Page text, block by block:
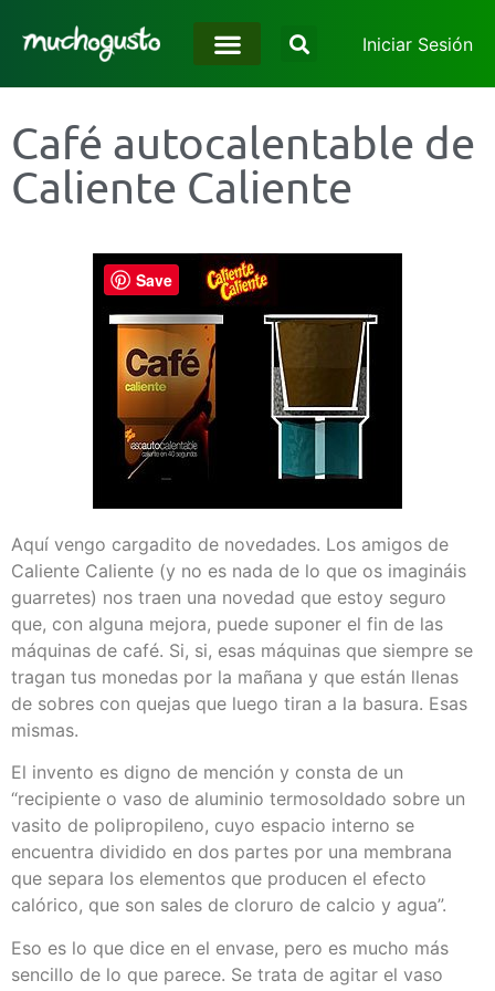
Iniciar Sesión
Café autocalentable de
Caliente Caliente
Aquí vengo cargadito de novedades. Los amigos de
Caliente Caliente (y no es nada de lo que os imagináis
guarretes) nos traen una novedad que estoy seguro
que, con alguna mejora, puede suponer el fin de las
máquinas de café. Si, si, esas máquinas que siempre se
tragan tus monedas por la mañana y que están llenas
de sobres con quejas que luego tiran a la basura. Esas
mismas.
El invento es digno de mención y consta de un
“recipiente o vaso de aluminio termosoldado sobre un
vasito de polipropileno, cuyo espacio interno se
encuentra dividido en dos partes por una membrana
que separa los elementos que producen el efecto
calórico, que son sales de cloruro de calcio y agua”.
Eso es lo que dice en el envase, pero es mucho más
sencillo de lo que parece. Se trata de agitar el vaso
Save